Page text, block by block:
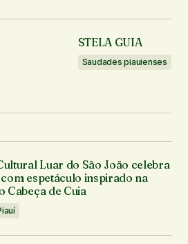
STELA GUIA
Saudades piauienses
Luar do São João celebra
com espetáculo inspirado na
Cabeça de Cuia